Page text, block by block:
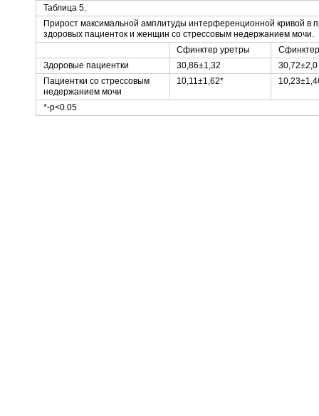
Таблица 5.
Прирост максимальной амплитуды интерференционной кривой в
здоровых пациенток и женщин со стрессовым недержанием мочи.
Сфинктер уретры
Здоровые пациентки
30,86±1,32
30,72±2,0
Пациентки со стрессовым
недержанием мочи
10,11±1,62*
*-р<0.05